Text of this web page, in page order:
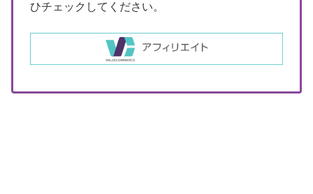
ひチェックしてください。